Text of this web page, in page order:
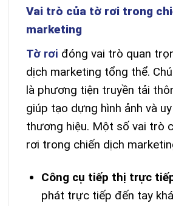
Vai trò của tờ rơi trong
marketing
Tờ rơi đóng vai trò quan
dịch marketing tổng thể.
là phương tiện truyền tải
giúp tạo dựng hình ảnh và
thương hiệu. Một số vai trò
rơi trong chiến dịch
Công cụ tiếp thị trực
phát trực tiếp đến tay